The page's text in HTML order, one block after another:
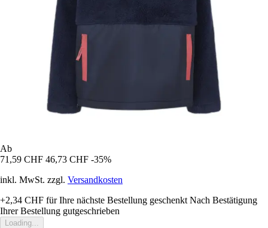
Ab
71,59 CHF 46,73 CHF -35%
inkl. MwSt. zzgl. Versandkosten
+2,34 CHF für Ihre nächste Bestellung geschenkt Nach Bestätigung
Ihrer Bestellung gutgeschrieben
Loading...